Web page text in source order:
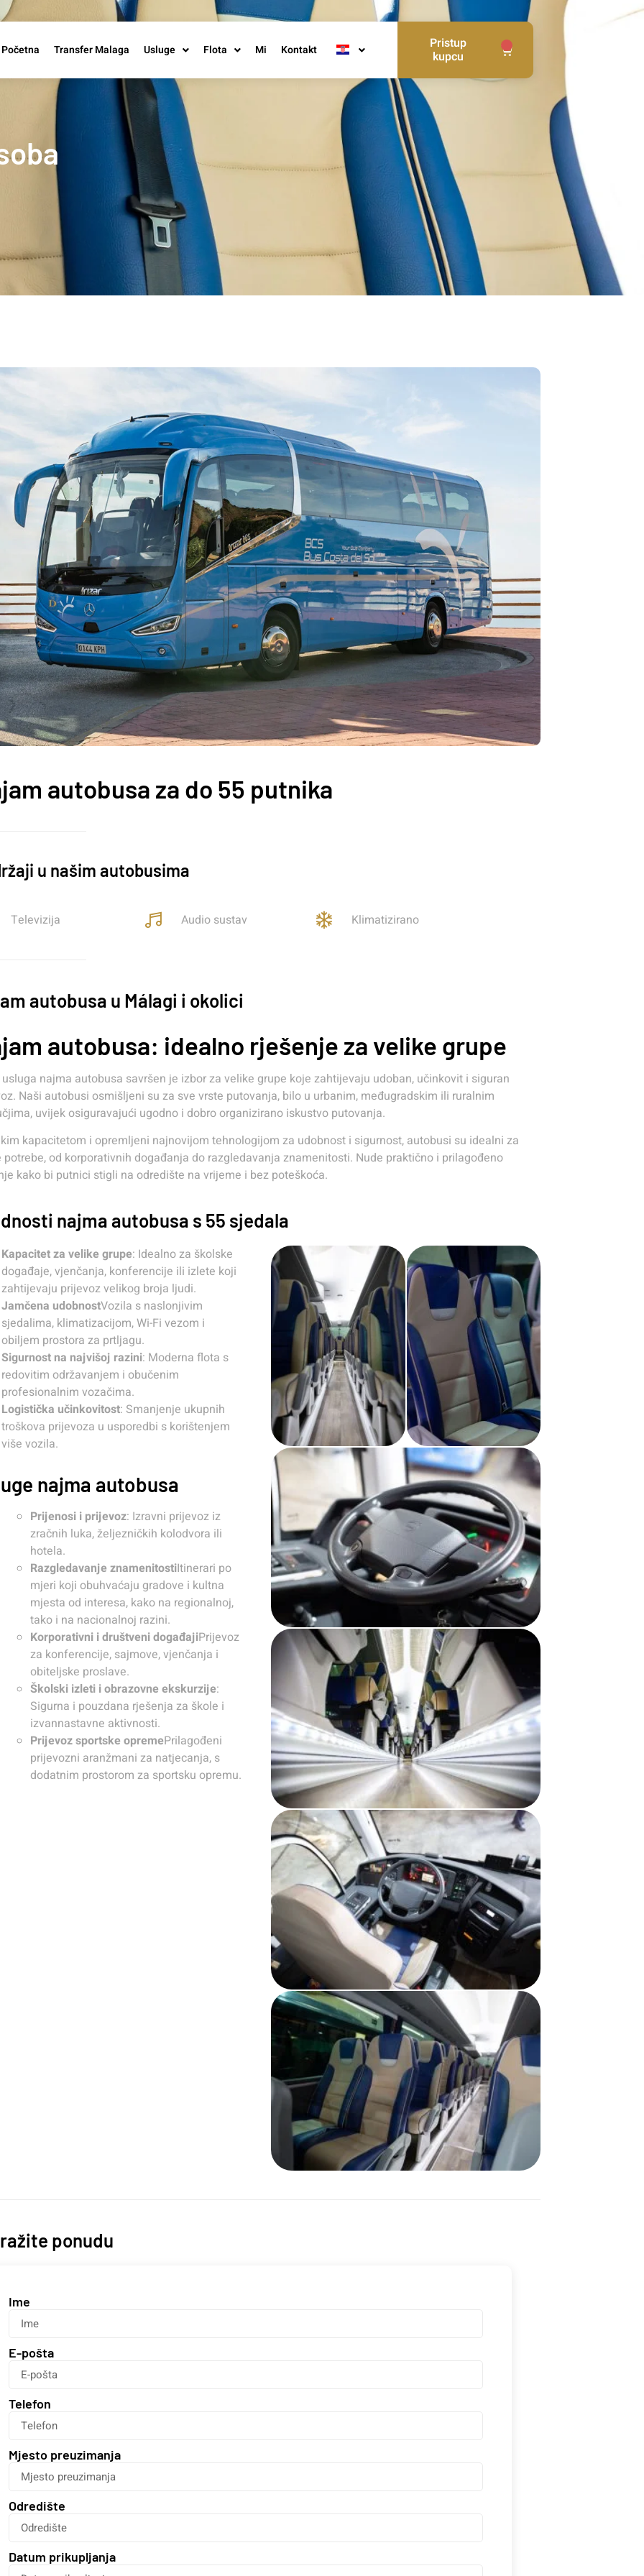
Početna Transfer Malaga Usluge Flota Mi Kontakt Pristup
kupcu
autobusa za do 55 putnika
u našim autobusima
Televizija Audio sustav Klimatizirano
autobusa u Málagi i okolici
autobusa: idealno rješenje za velike grupe
najma autobusa savršen je izbor za velike grupe koje zahtijevaju udoban, učinkovit i siguran
Naši autobusi osmišljeni su za sve vrste putovanja, bilo u urbanim, međugradskim ili ruralnim
uvijek osiguravajući ugodno i dobro organizirano iskustvo putovanja.
kapacitetom i opremljeni najnovijom tehnologijom za udobnost i sigurnost, autobusi su idealni za
potrebe, od korporativnih događanja do razgledavanja znamenitosti. Nude praktično i prilagođeno
kako bi putnici stigli na odredište na vrijeme i bez poteškoća.
najma autobusa s 55 sjedala
Kapacitet za velike grupe: Idealno za školske
događaje, vjenčanja, konferencije ili izlete koji
zahtijevaju prijevoz velikog broja ljudi.
Jamčena udobnostVozila s naslonjivim
sjedalima, klimatizacijom, Wi-Fi vezom i
obiljem prostora za prtljagu.
Sigurnost na najvišoj razini: Moderna flota s
redovitim održavanjem i obučenim
profesionalnim vozačima.
Logistička učinkovitost: Smanjenje ukupnih
troškova prijevoza u usporedbi s korištenjem
više vozila.
najma autobusa
Prijenosi i prijevoz: Izravni prijevoz iz
zračnih luka, željezničkih kolodvora ili
hotela.
Razgledavanje znamenitostiItinerari po
mjeri koji obuhvaćaju gradove i kultna
mjesta od interesa, kako na regionalnoj,
tako i na nacionalnoj razini.
Korporativni i društveni događajiPrijevoz
za konferencije, sajmove, vjenčanja i
obiteljske proslave.
Školski izleti i obrazovne ekskurzije:
Sigurna i pouzdana rješenja za škole i
izvannastavne aktivnosti.
Prijevoz sportske opremePrilagođeni
prijevozni aranžmani za natjecanja, s
dodatnim prostorom za sportsku opremu.
ponudu
Ime
E-pošta
Telefon
Mjesto preuzimanja
Odredište
Datum prikupljanja